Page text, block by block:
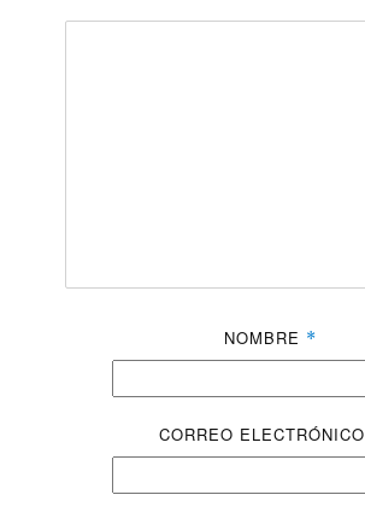
NOMBRE *
CORREO ELECTRÓNICO